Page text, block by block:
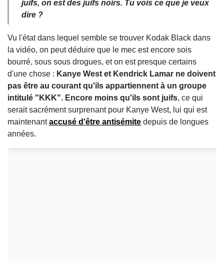
juifs, on est des juifs noirs. Tu vois ce que je veux
dire ?
Vu l'état dans lequel semble se trouver Kodak Black dans
la vidéo, on peut déduire que le mec est encore sois
bourré, sous sous drogues, et on est presque certains
d'une chose : Kanye West et Kendrick Lamar ne doivent
pas être au courant qu'ils appartiennent à un groupe
intitulé "KKK". Encore moins qu'ils sont juifs, ce qui
serait sacrément surprenant pour Kanye West, lui qui est
maintenantaccusé d'être antisémite depuis de longues
années.